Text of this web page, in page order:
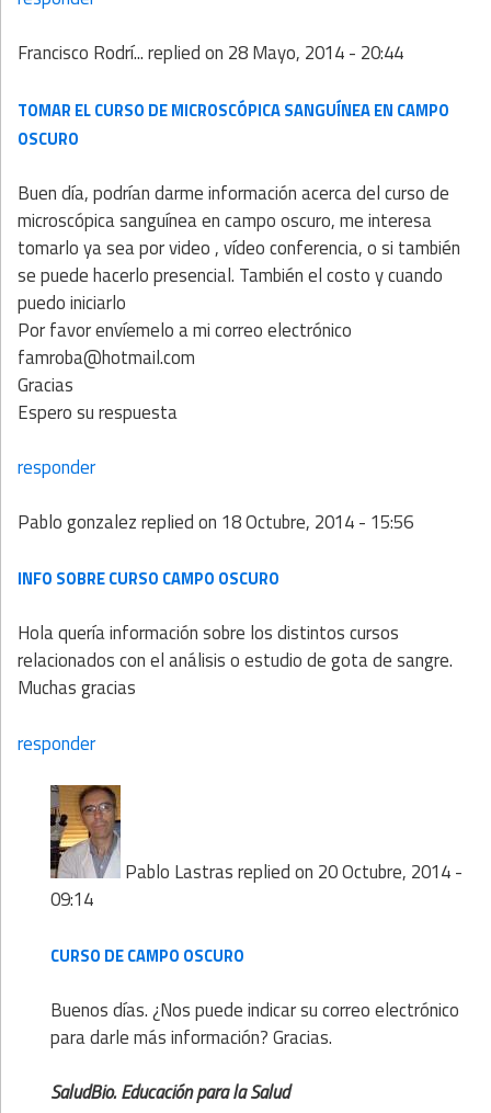
Francisco Rodrí...replied on 28 Mayo, 2014 - 20:44
TOMAR EL CURSO DE MICROSCÓPICA SANGUÍNEA EN CAMPO
OSCURO
Buen día, podrían darme información acerca del curso de
microscópica sanguínea en campo oscuro, me interesa
tomarlo ya sea por video , vídeo conferencia, o si también
se puede hacerlo presencial. También el costo y cuando
puedo iniciarlo
Por favor envíemelo a mi correo electrónico
famroba@hotmail.com
Gracias
Espero su respuesta
responder
Pablo gonzalezreplied on 18 Octubre, 2014 - 15:56
INFO SOBRE CURSO CAMPO OSCURO
Hola quería información sobre los distintos cursos
relacionados con el análisis o estudio de gota de sangre.
Muchas gracias
responder
Pablo Lastrasreplied on 20 Octubre, 2014 -
09:14
CURSO DE CAMPO OSCURO
Buenos días. ¿Nos puede indicar su correo electrónico
para darle más información? Gracias.
SaludBio. Educación para la Salud